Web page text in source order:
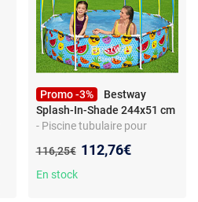
Promo -3%
Bestway
Splash-In-Shade 244x51 cm
- Piscine tubulaire pour
Careful - Capacité 1 688 L -
Montage facile
Ancien prix :
116,25€ Nouveau prix :
112,76€
En stock